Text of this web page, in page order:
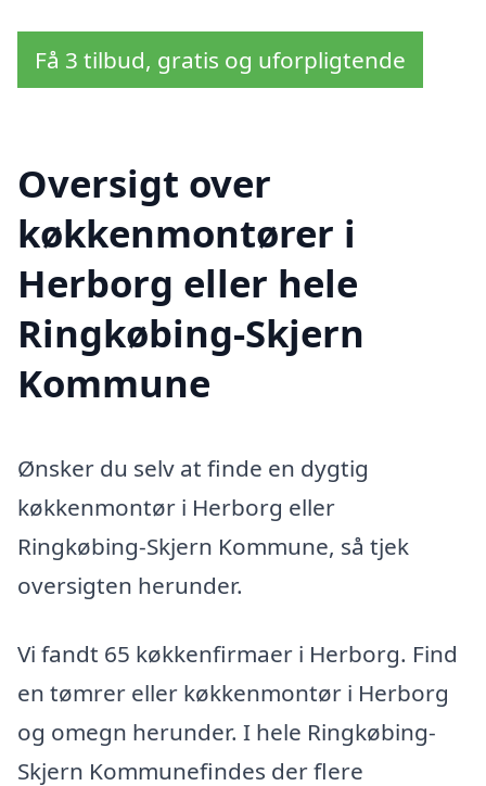
Få 3 tilbud, gratis og uforpligtende
Oversigt over
køkkenmontører i
Herborg eller hele
Ringkøbing-Skjern
Kommune
Ønsker du selv at finde en dygtig
køkkenmontør i Herborg eller
Ringkøbing-Skjern Kommune, så tjek
oversigten herunder.
Vi fandt 65 køkkenfirmaer i Herborg. Find
en tømrer eller køkkenmontør i Herborg
og omegn herunder. I hele Ringkøbing-
Skjern Kommunefindes der flere